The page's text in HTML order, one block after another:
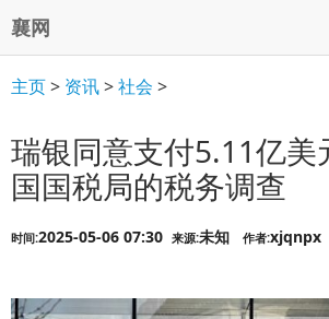
襄网
主页> 资讯>社会 >
瑞银同意支付5.11亿美
国国税局的税务调查
时间:2025-05-06 07:30 来源:未知 作者:xjqnpx